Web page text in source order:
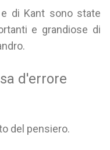
di Kant sono state
e grandiose di
d'errore
del pensiero.